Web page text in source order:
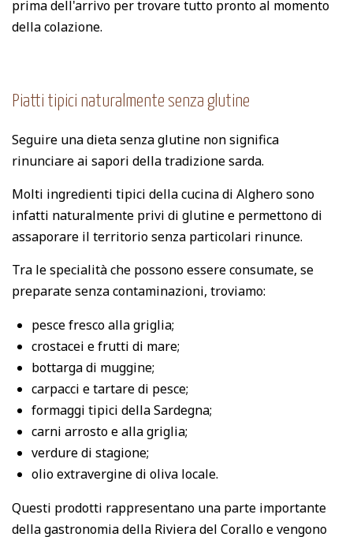
prima dell'arrivo per trovare tutto pronto al momento
della colazione.
Piatti tipici naturalmente senza glutine
Seguire una dieta senza glutine non significa
rinunciare ai sapori della tradizione sarda.
Molti ingredienti tipici della cucina di Alghero sono
infatti naturalmente privi di glutine e permettono di
assaporare il territorio senza particolari rinunce.
Tra le specialità che possono essere consumate, se
preparate senza contaminazioni, troviamo:
pesce fresco alla griglia;
crostacei e frutti di mare;
bottarga di muggine;
carpacci e tartare di pesce;
formaggi tipici della Sardegna;
carni arrosto e alla griglia;
verdure di stagione;
olio extravergine di oliva locale.
Questi prodotti rappresentano una parte importante
della gastronomia della Riviera del Corallo e vengono